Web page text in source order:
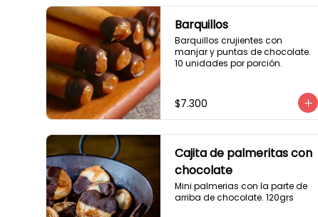
Barquillos
Barquillos crujientes con
manjar y puntas de chocolate.
10 unidades por porción.
$7.300
Cajita de palmeritas con
chocolate
Mini palmerias con la parte de
arriba de chocolate. 120grs